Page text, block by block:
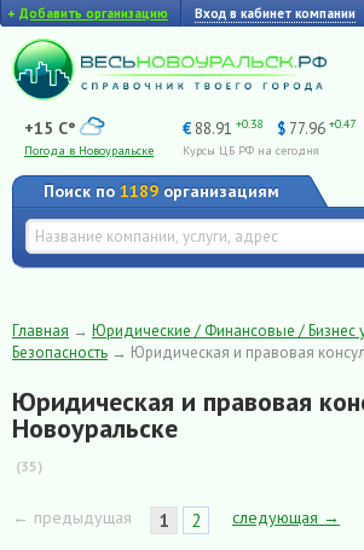
+ Добавить организацию Вход в кабинет компании
+15 C°
Погода в Новоуральске
€ 88.91 +0.38 $ 77.96 +0.47
Курсы ЦБ РФ на сегодня
Поиск по 1189 организациям
Главная → Юридические / Финансовые / Бизнес
Безопасность → Юридическая и правовая
Юридическая и правовая
Новоуральске
(35)
← предыдущая 1 2 следующая →